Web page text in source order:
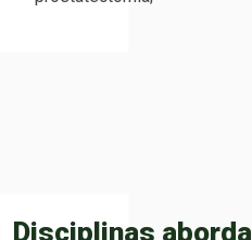
Disciplinas